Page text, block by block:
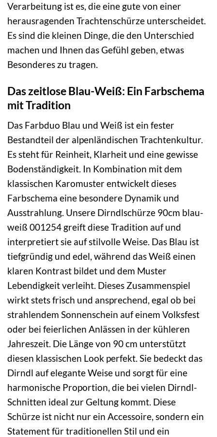
Verarbeitung ist es, die eine gute von einer
herausragenden Trachtenschürze unterscheidet.
Es sind die kleinen Dinge, die den Unterschied
machen und Ihnen das Gefühl geben, etwas
Besonderes zu tragen.
Das zeitlose Blau-Weiß: Ein Farbschema
mit Tradition
Das Farbduo Blau und Weiß ist ein fester
Bestandteil der alpenländischen Trachtenkultur.
Es steht für Reinheit, Klarheit und eine gewisse
Bodenständigkeit. In Kombination mit dem
klassischen Karomuster entwickelt dieses
Farbschema eine besondere Dynamik und
Ausstrahlung. Unsere Dirndlschürze 90cm blau-
weiß 001254 greift diese Tradition auf und
interpretiert sie auf stilvolle Weise. Das Blau ist
tiefgründig und edel, während das Weiß einen
klaren Kontrast bildet und dem Muster
Lebendigkeit verleiht. Dieses Zusammenspiel
wirkt stets frisch und ansprechend, egal ob bei
strahlendem Sonnenschein auf einem Volksfest
oder bei feierlichen Anlässen in der kühleren
Jahreszeit. Die Länge von 90 cm unterstützt
diesen klassischen Look perfekt. Sie bedeckt das
Dirndl auf elegante Weise und sorgt für eine
harmonische Proportion, die bei vielen Dirndl-
Schnitten ideal zur Geltung kommt. Diese
Schürze ist nicht nur ein Accessoire, sondern ein
Statement für traditionellen Stil und ein